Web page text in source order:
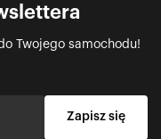
Twojego samochodu!